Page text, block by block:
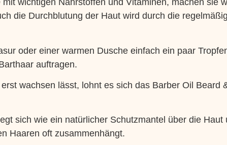
wichtigen Nährstoffen und Vitaminen, machen sie
die Durchblutung der Haut wird durch die
oder einer warmen Dusche einfach ein paar
auftragen.
wachsen lässt, lohnt es sich das Barber Oil Beard
sich wie ein natürlicher Schutzmantel über die
Haaren oft zusammenhängt.